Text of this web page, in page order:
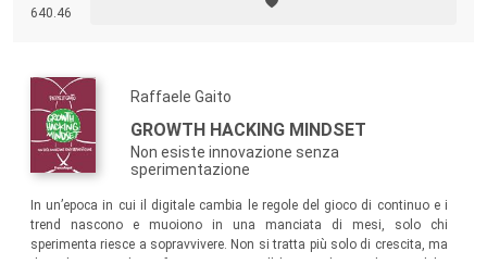
640.46
Raffaele Gaito
GROWTH HACKING MINDSET
Non esiste innovazione senza
sperimentazione
In un’epoca in cui il digitale cambia le regole del gioco di continuo e i
trend nascono e muoiono in una manciata di mesi, solo chi
sperimenta riesce a sopravvivere. Non si tratta più solo di crescita, ma